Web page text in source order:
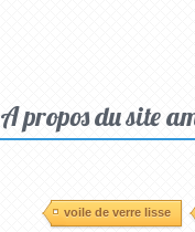
A propos du site
voile de verre lisse